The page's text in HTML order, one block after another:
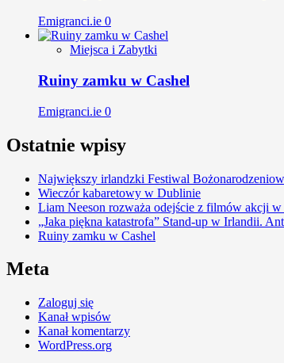
Emigranci.ie 0
Miejsca i Zabytki
Ruiny zamku w Cashel
Emigranci.ie 0
Ostatnie wpisy
Największy irlandzki Festiwal
Wieczór kabaretowy w Dublinie
Liam Neeson rozważa odejście z filmów akcji w
„Jaka piękna katastrofa” Stand-up w Irlandii.
Ruiny zamku w Cashel
Meta
Zaloguj się
Kanał wpisów
Kanał komentarzy
WordPress.org